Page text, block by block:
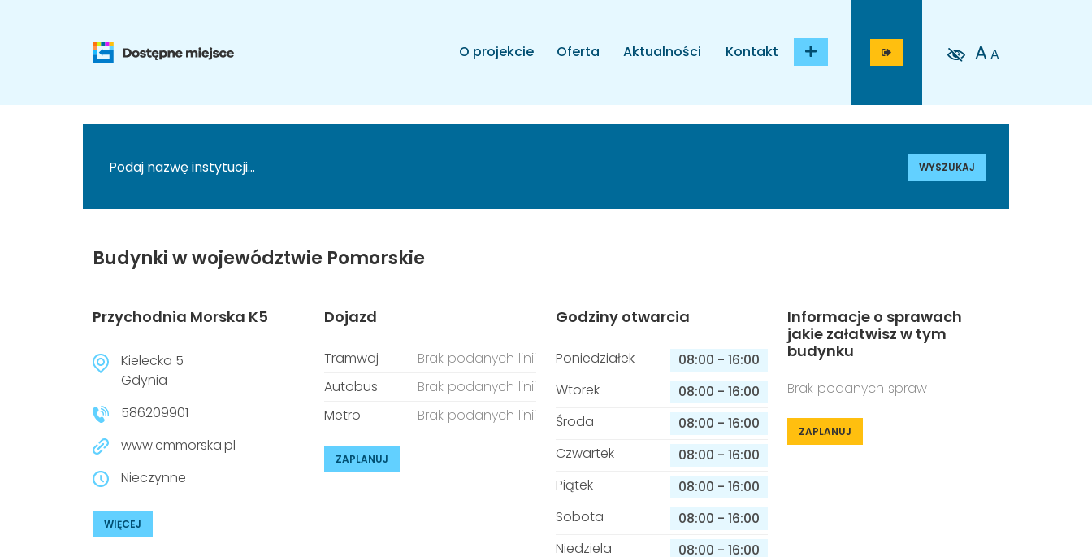
O projekcie Oferta Aktualności Kontakt A A
WYSZUKAJ
Budynki w województwie Pomorskie
Przychodnia Morska K5
Kielecka 5
Gdynia
586209901
www.cmmorska.pl
Nieczynne
WIĘCEJ
Dojazd
Tramwaj
Brak podanych linii
Autobus
Brak podanych linii
Metro
Brak podanych linii
ZAPLANUJ
Godziny otwarcia
Poniedziałek 08:00 - 16:00
Wtorek
08:00 - 16:00
Środa
08:00 - 16:00
Czwartek
08:00 - 16:00
Piątek
08:00 - 16:00
Sobota
08:00 - 16:00
Niedziela
08:00 - 16:00
Informacje o sprawach
jakie załatwisz w tym
budynku
Brak podanych spraw
ZAPLANUJ